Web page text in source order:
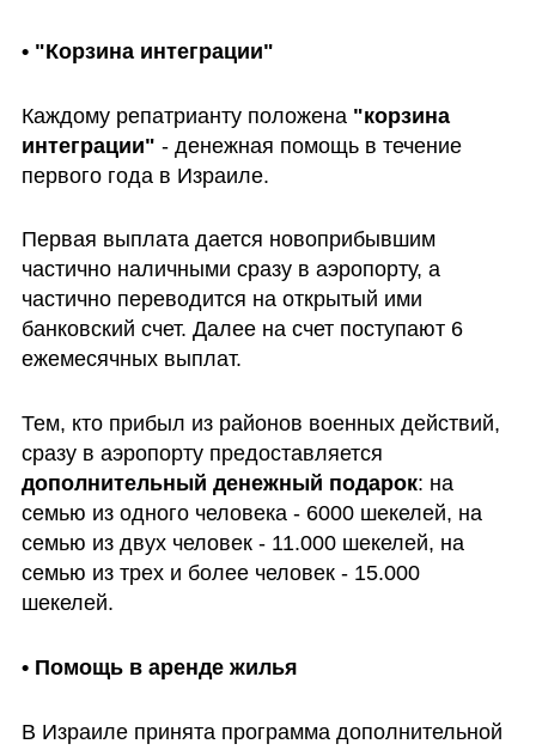
• "Корзина интеграции"
Каждому репатрианту положена "корзина
интеграции" - денежная помощь в течение
первого года в Израиле.
Первая выплата дается новоприбывшим
частично наличными сразу в аэропорту, а
частично переводится на открытый ими
банковский счет. Далее на счет поступают 6
ежемесячных выплат.
Тем, кто прибыл из районов военных действий,
дополнительный денежный подарок: на
семью из одного человека - 6000 шекелей, на
семью из двух человек - 11.000 шекелей, на
семью из трех и более человек - 15.000
шекелей.
• Помощь в аренде жилья
В Израиле принята программа дополнительной